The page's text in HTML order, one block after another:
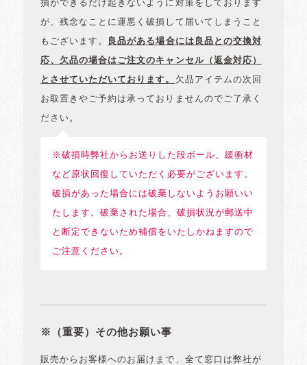
損ができるだけ起きないように対策をしております
が、残念なことに運悪く破損して届いてしまうこと
もございます。 良品がある場合には良品との交換対
応、欠品の場合はご注文のキャンセル（返金対応）
とさせていただいております。 欠品アイテムの次回
お取置きやご予約は承っておりませんのでご了承く
ださい。
※破損時弊社からお送りした段ボール、緩衝材
など原状回復していただく必要がございます。
破損があった場合には破棄しないようお願いい
たします。破棄された場合、破損状況が郵送中
と断定できないため補償をいたしかねますので
ご注意ください。
※（重要）その他お願い事
販売からお客様へのお届けまで、全て窓口は弊社が